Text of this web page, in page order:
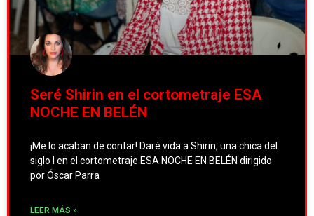
Seré Shirin en el cortometraje ESA
NOCHE EN BELÉN
¡Me lo acaban de contar! Daré vida a Shirin, una chica del
siglo I en el cortometraje ESA NOCHE EN BELÉN dirigido
por Óscar Parra
LEER MÁS »